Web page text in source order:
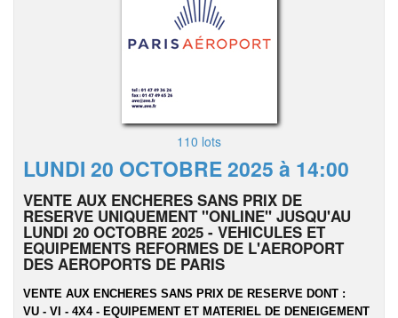
110 lots
LUNDI 20 OCTOBRE 2025 à 14:00
VENTE AUX ENCHERES SANS PRIX DE
RESERVE UNIQUEMENT "ONLINE" JUSQU'AU
LUNDI 20 OCTOBRE 2025 - VEHICULES ET
EQUIPEMENTS REFORMES DE L'AEROPORT
DES AEROPORTS DE PARIS
VENTE AUX ENCHERES SANS PRIX DE RESERVE DONT :
VU - VI - 4X4 - EQUIPEMENT ET MATERIEL DE DENEIGEMENT